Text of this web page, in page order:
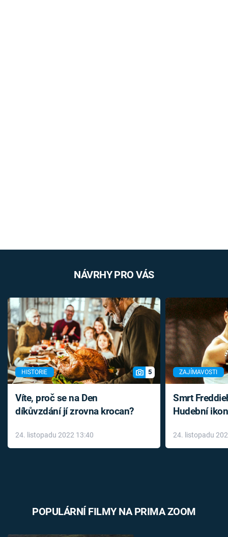
NÁVRHY PRO VÁS
HISTORIE 5
Víte, proč se na Den
díkůvzdání jí zrovna krocan?
24. listopadu 2022 13:40
ZAJÍMAVOSTI
Smrt
Hudební
léky
24. listopadu
POPULÁRNÍ FILMY NA PRIMA ZOOM